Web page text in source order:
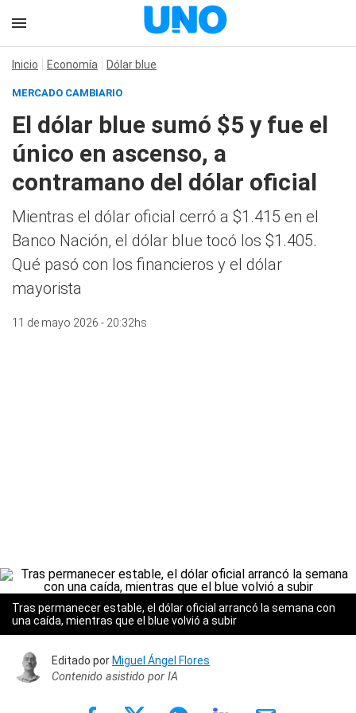
Inicio Economía Dólar blue
MERCADO CAMBIARIO
El dólar blue sumó $5 y fue el
único en ascenso, a
contramano del dólar oficial
Mientras el dólar oficial cerró a $1.415 en el
Banco Nación, el dólar blue tocó los $1.405.
Qué pasó con los financieros y el dólar
mayorista
11 de mayo 2026 - 20:32hs
Tras permanecer estable, el dólar oficial arrancó la semana con
una caída, mientras que el blue volvió a subir
Editado porMiguel Ángel Flores
Contenido asistido por IA